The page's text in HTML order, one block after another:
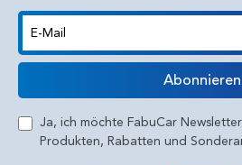
E-Mail
Abonnieren
Ja, ich möchte FabuCar
Produkten, Rabatten und